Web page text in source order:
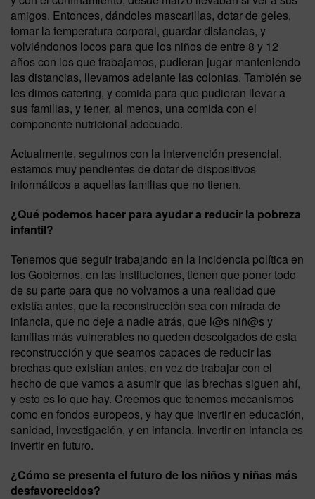
amigos. Entonces, dándoles mascarillas, dotar de geles,
tomar la temperatura corporal, guardar distancias, y
volviéndonos locos para que los niños de entre 8 y 12
años con los que trabajamos, pudieran jugar manteniendo
las distancias, llevamos adelante las colonias. También se
les dimos catering, y comida para que pudieran llevar a
sus familias, y tener, al menos, una comida con el
componente nutricional adecuado.
Actualmente, seguimos con la intervención presencial,
estamos muy pendientes de dotar de dispositivos
informáticos a aquellas familias que no tienen.
¿Qué podemos hacer para ayudar a reducir la pobreza
infantil?
Tenemos que seguir trabajando en la incidencia política en
los Gobiernos, en las instituciones, tienen que poner todo
de su parte para que no volvamos a una realidad que
existía antes, que la reconstrucción sea con mirada de
infancia, que no deje a nadie atrás, que l@s niñ@s y
familias más vulnerables no queden descolgados de esta
reconstrucción y que seamos capaces de reducir las
brechas que existían antes, en vez de trabajar con el
hecho de que vamos a asumir que las brechas siguen ahí,
y esto es lo que hay. Creemos que tenemos mecanismos
como en fondos europeos, y hay que invertir en educación,
sanidad, investigación, y en infancia. Invertir en infancia es
invertir en futuro.
¿Cómo se presenta el futuro de los niños y niñas más
desfavorecidos?